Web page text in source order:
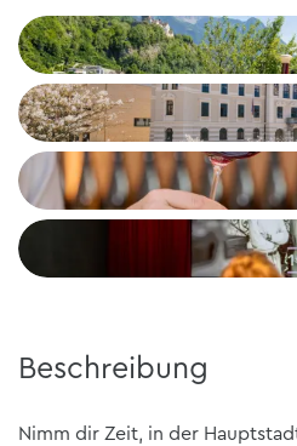
Beschreibung
Nimm dir Zeit, in der